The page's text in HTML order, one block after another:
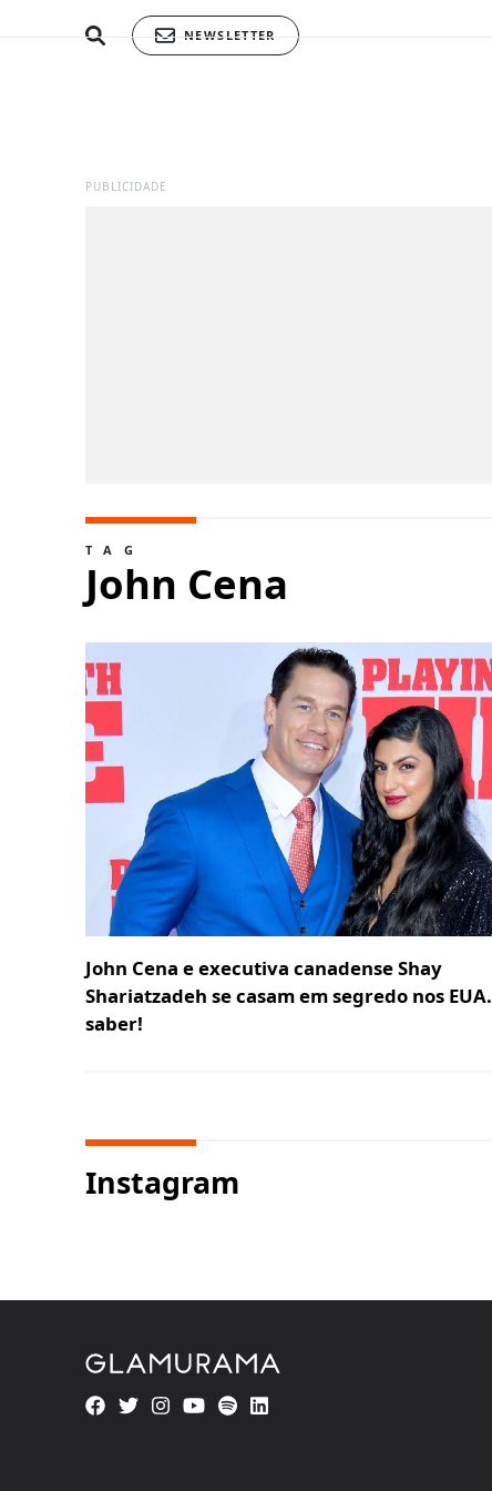
NEWSLETTER
PUBLICIDADE
TAG
John Cena
John Cena e executiva canadense Shay
Shariatzadeh se casam em segredo nos
saber!
Instagram